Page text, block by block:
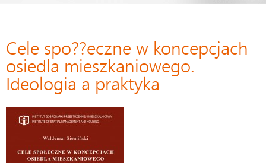
Cele spo??eczne w koncepcjach
osiedla mieszkaniowego.
Ideologia a praktyka